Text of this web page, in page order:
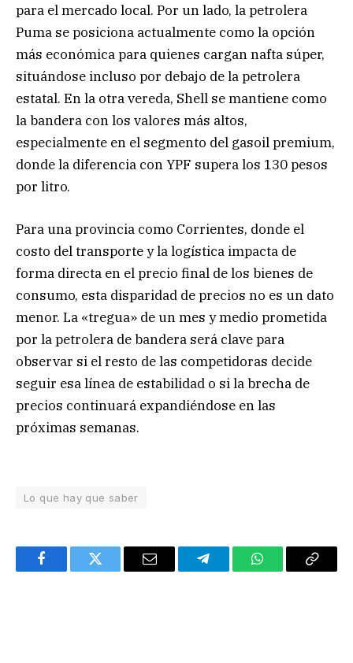
para el mercado local. Por un lado, la petrolera
Puma se posiciona actualmente como la opción
más económica para quienes cargan nafta súper,
situándose incluso por debajo de la petrolera
estatal. En la otra vereda, Shell se mantiene como
la bandera con los valores más altos,
especialmente en el segmento del gasoil premium,
donde la diferencia con YPF supera los 130 pesos
por litro.
Para una provincia como Corrientes, donde el
costo del transporte y la logística impacta de
forma directa en el precio final de los bienes de
consumo, esta disparidad de precios no es un dato
menor. La «tregua» de un mes y medio prometida
por la petrolera de bandera será clave para
observar si el resto de las competidoras decide
seguir esa línea de estabilidad o si la brecha de
precios continuará expandiéndose en las
próximas semanas.
Lo que hay que saber
FacebookTwitter Email TelegramWhatsAppCopy